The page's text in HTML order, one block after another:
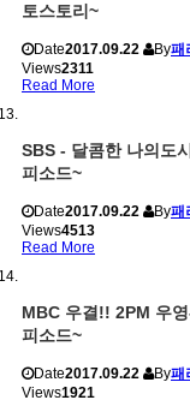
토스토리~
Date2017.09.22 By패
Views2311
Read More
SBS - 달콤한 나의도
피소드~
Date2017.09.22 By패
Views4513
Read More
MBC 우결!! 2PM 우영
피소드~
Date2017.09.22 By패
Views1921